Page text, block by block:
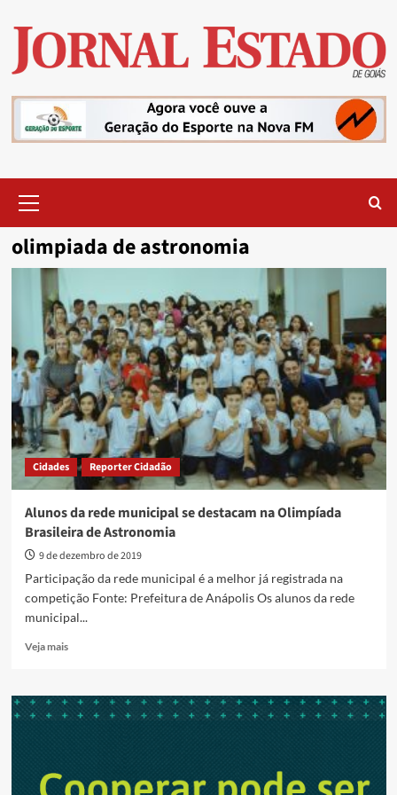
content
Menu
olimpiada de astronomia
Cidades Reporter Cidadão
Alunos da rede municipal se destacam na Olimpíada
Brasileira de Astronomia
9 de dezembro de 2019
Participação da rede municipal é a melhor já registrada na
competição Fonte: Prefeitura de Anápolis Os alunos da rede
municipal...
Veja maisRead
Alunos
destacam